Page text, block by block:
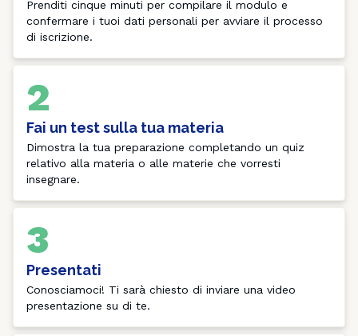
Prenditi cinque minuti per compilare il modulo e
confermare i tuoi dati personali per avviare il processo
di iscrizione.
2
Fai un test sulla tua materia
Dimostra la tua preparazione completando un quiz
relativo alla materia o alle materie che vorresti
insegnare.
3
Presentati
Conosciamoci! Ti sarà chiesto di inviare una video
presentazione su di te.